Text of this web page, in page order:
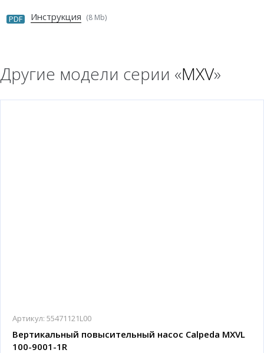
PDF Инструкция (8 Mb)
Другие модели серии «MXV»
Артикул: 55471121L00
Вертикальный повысительный насос Calpeda MXVL
100-9001-1R